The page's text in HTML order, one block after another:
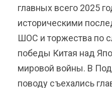
главных всего 2025
историческими
ШОС и торжества по
победы Китая над
мировой войны. В
поводу съехались